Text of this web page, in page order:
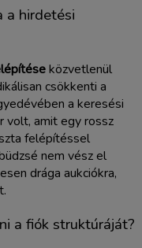
a hirdetési
közvetlenül
csökkenti a
a keresési
volt, amit egy rossz
felépítéssel
nem vész el
drága aukciókra,
a fiók struktúráját?